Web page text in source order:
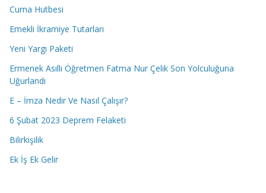
Cuma Hutbesi
Emekli İkramiye Tutarları
Yeni Yargı Paketi
Ermenek Asıllı Öğretmen Fatma Nur Çelik Son Yolculuğuna
Uğurlandı
E – İmza Nedir Ve Nasıl Çalışır?
6 Şubat 2023 Deprem Felaketi
Bilirkişilik
Ek İş Ek Gelir